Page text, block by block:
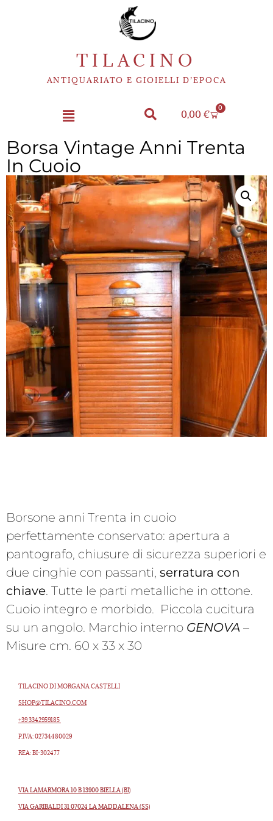
TILACINO
ANTIQUARIATO E GIOIELLI D’EPOCA
0,00 €
0
Borsa Vintage Anni Trenta
In Cuoio
Borsone anni Trenta in cuoio
perfettamente conservato: apertura a
pantografo, chiusure di sicurezza superiori e
due cinghie con passanti, serratura con
chiave. Tutte le parti metalliche in ottone.
Cuoio integro e morbido. Piccola cucitura
su un angolo. Marchio interno GENOVA –
Misure cm. 60 x 33 x 30
TILACINO DI MORGANA CASTELLI
SHOP@TILACINO.COM
+39 3342959185
P.IVA: 02734480029
REA: BI-302477
VIA LAMARMORA 10 B 13900 BIELLA (BI)
VIA GARIBALDI 31 07024 LA MADDALENA (SS)